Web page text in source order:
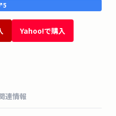
5
Yahoo!で購入
連情報